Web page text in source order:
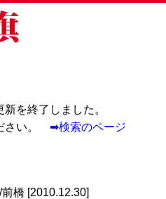
を終了しました。
さい。 ➡検索のページ
/前橋 [2010.12.30]